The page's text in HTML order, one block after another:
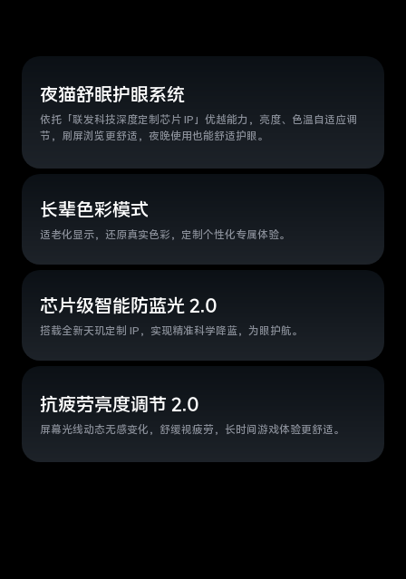
夜猫舒眠护眼系统
依托「联发科技深度定制芯片 IP」优越能力，亮度、色温自适应调
节，刷屏浏览更舒适，夜晚使用也能舒适护眼。
长辈色彩模式
适老化显示，还原真实色彩，定制个性化专属体验。
芯片级智能防蓝光 2.0
搭载全新天玑定制 IP，实现精准科学降蓝，为眼护航。
抗疲劳亮度调节 2.0
屏幕光线动态无感变化，舒缓视疲劳，长时间游戏体验更舒适。